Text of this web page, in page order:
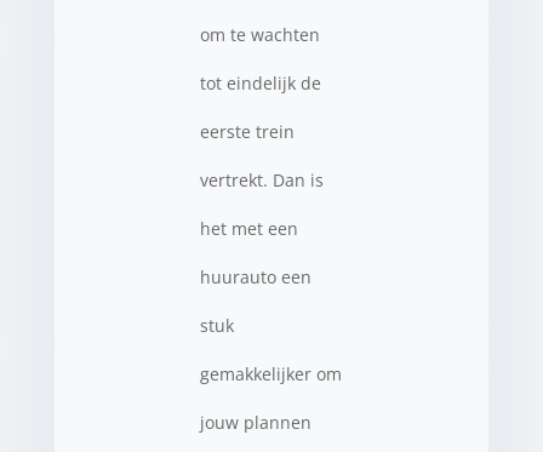
om te wachten
tot eindelijk de
eerste trein
vertrekt. Dan is
het met een
huurauto een
stuk
gemakkelijker om
jouw plannen